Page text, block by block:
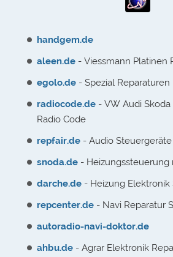
handgem.de
aleen.de - Viessmann Platinen
egolo.de - Spezial Reparaturen
radiocode.de - VW Audi
Radio Code
repfair.de - Audio
snoda.de - Heizungssteuerung
darche.de - Heizung Elektronik
repcenter.de - Navi Reparatur
autoradio-navi-doktor.de
ahbu.de - Agrar Elektronik